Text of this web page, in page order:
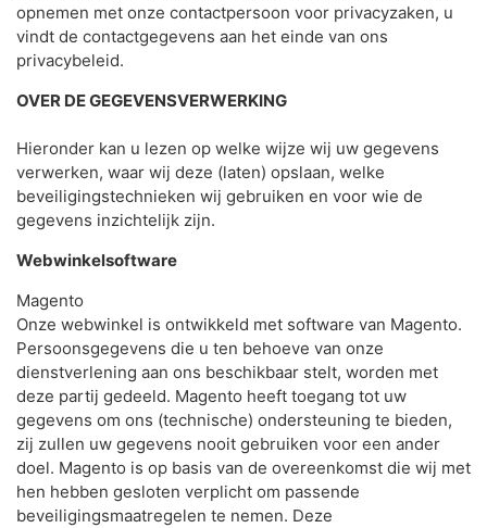
opnemen met onze contactpersoon voor privacyzaken, u
vindt de contactgegevens aan het einde van ons
privacybeleid.
OVER DE GEGEVENSVERWERKING
Hieronder kan u lezen op welke wijze wij uw gegevens
verwerken, waar wij deze (laten) opslaan, welke
beveiligingstechnieken wij gebruiken en voor wie de
gegevens inzichtelijk zijn.
Webwinkelsoftware
Magento
Onze webwinkel is ontwikkeld met software van Magento.
Persoonsgegevens die u ten behoeve van onze
dienstverlening aan ons beschikbaar stelt, worden met
deze partij gedeeld. Magento heeft toegang tot uw
gegevens om ons (technische) ondersteuning te bieden,
zij zullen uw gegevens nooit gebruiken voor een ander
doel. Magento is op basis van de overeenkomst die wij met
hen hebben gesloten verplicht om passende
beveiligingsmaatregelen te nemen. Deze